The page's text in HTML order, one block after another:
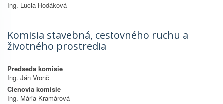
Ing. Lucia Hodáková
Komisia stavebná, cestovného ruchu a
životného prostredia
Predseda komisie
Ing. Ján Vronč
Členovia komisie
Ing. Mária Kramárová